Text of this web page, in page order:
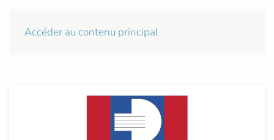
Accéder au contenu principal